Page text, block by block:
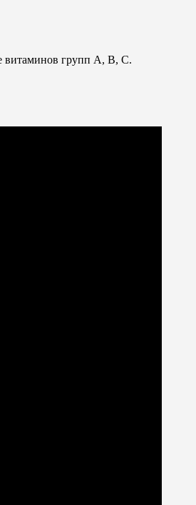
витаминов групп А, В, С.